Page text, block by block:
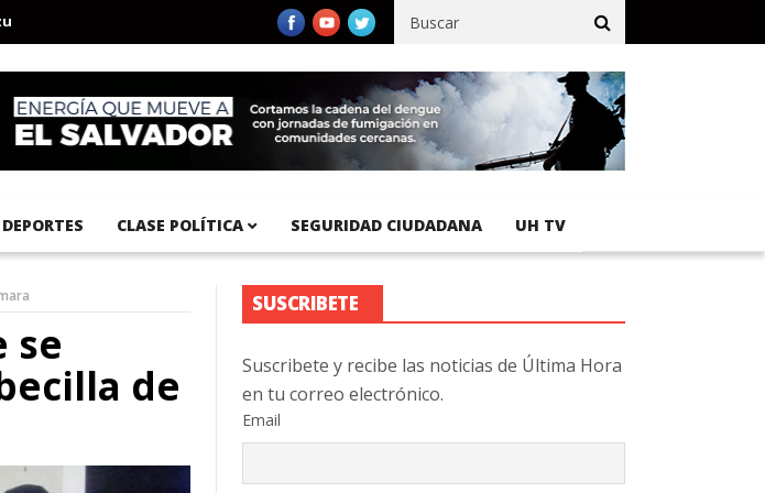
Aeropuerto Internacional del Pacífico registra 92 % de avance en obras de terracería
DEPORTES CLASE POLÍTICA SEGURIDAD CIUDADANA UH TV
se
de
SUSCRIBETE
Suscribete y recibe las noticias de Última Hora
en tu correo electrónico.
Email